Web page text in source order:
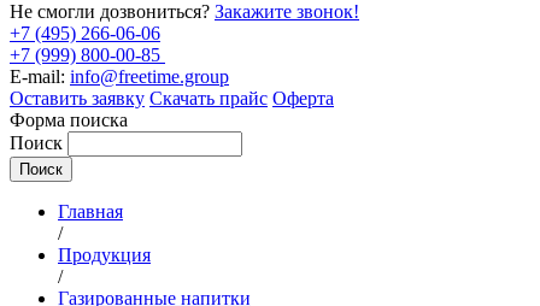
Не смогли дозвониться? Закажите звонок!
+7 (495) 266-06-06
+7 (999) 800-00-85
E-mail: info@freetime.group
Оставить заявку Скачать прайс Оферта
Форма поиска
Поиск
Главная
/
Продукция
/
Газированные напитки